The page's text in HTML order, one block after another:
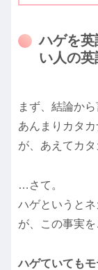
ハゲを
い人の
まず、結論から
あんまりカタ
が、あえてカ
…さて。
ハゲというと
が、この事実を
ハゲていても